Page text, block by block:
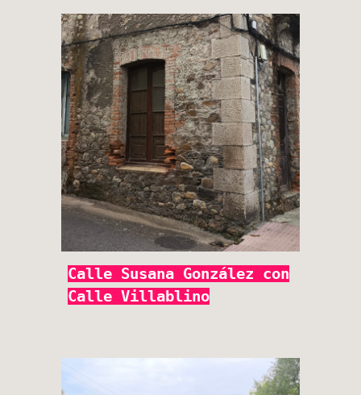
Calle Susana González con
Calle Villablino